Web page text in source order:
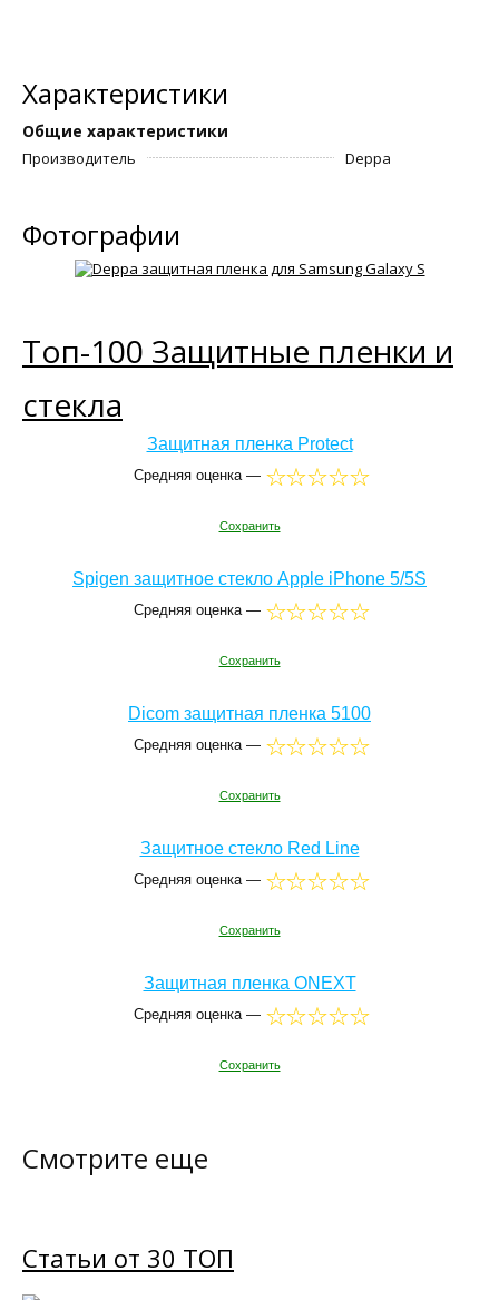
Характеристики
Общие характеристики
Производитель Deppa
Фотографии
Топ-100 Защитные пленки и
стекла
Защитная пленка Protect
Средняя оценка —
Сохранить
Spigen защитное стекло Apple iPhone 5/5S
Средняя оценка —
Сохранить
Dicom защитная пленка 5100
Средняя оценка —
Сохранить
Защитное стекло Red Line
Средняя оценка —
Сохранить
Защитная пленка ONEXT
Средняя оценка —
Сохранить
Смотрите еще
Статьи от 30 ТОП